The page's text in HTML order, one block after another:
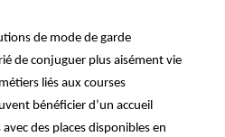
de mode de garde
de conjuguer plus aisément vie
liés aux courses
bénéficier d’un accueil
des places disponibles en